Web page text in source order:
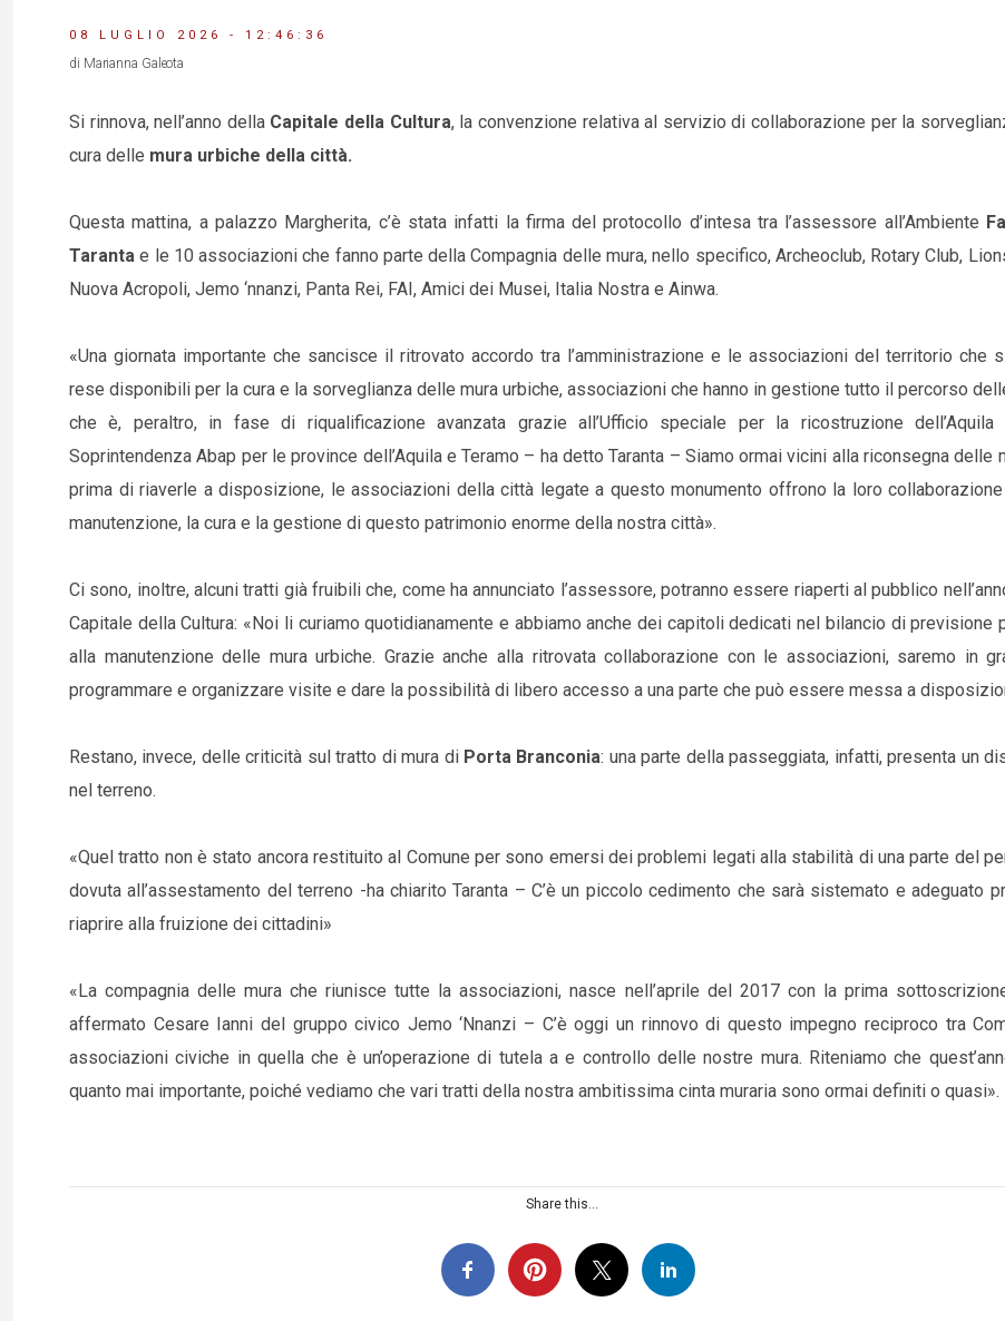
08 LUGLIO 2026 - 12:46:36
di Marianna Galeota
Si rinnova, nell’anno della Capitale della Cultura, la convenzione relativa al servizio di collaborazione per la
cura delle mura urbiche della città.
Questa mattina, a palazzo Margherita, c’è stata infatti la firma del protocollo d’intesa tra l’assessore all’Ambiente
Taranta e le 10 associazioni che fanno parte della Compagnia delle mura, nello specifico, Archeoclub, Rotary Club,
Nuova Acropoli, Jemo ‘nnanzi, Panta Rei, FAI, Amici dei Musei, Italia Nostra e Ainwa.
«Una giornata importante che sancisce il ritrovato accordo tra l’amministrazione e le associazioni del territorio che
rese disponibili per la cura e la sorveglianza delle mura urbiche, associazioni che hanno in gestione tutto il percorso
che è, peraltro, in fase di riqualificazione avanzata grazie all’Ufficio speciale per la ricostruzione
Soprintendenza Abap per le province dell’Aquila e Teramo – ha detto Taranta – Siamo ormai vicini alla riconsegna delle
prima di riaverle a disposizione, le associazioni della città legate a questo monumento offrono la loro
manutenzione, la cura e la gestione di questo patrimonio enorme della nostra città».
Ci sono, inoltre, alcuni tratti già fruibili che, come ha annunciato l’assessore, potranno essere riaperti al pubblico
Capitale della Cultura: «Noi li curiamo quotidianamente e abbiamo anche dei capitoli dedicati nel bilancio di previsione
alla manutenzione delle mura urbiche. Grazie anche alla ritrovata collaborazione con le associazioni, saremo in
programmare e organizzare visite e dare la possibilità di libero accesso a una parte che può essere messa a
Restano, invece, delle criticità sul tratto di mura di Porta Branconia: una parte della passeggiata, infatti, presenta un
nel terreno.
«Quel tratto non è stato ancora restituito al Comune per sono emersi dei problemi legati alla stabilità di una parte del
dovuta all’assestamento del terreno -ha chiarito Taranta – C’è un piccolo cedimento che sarà sistemato e adeguato
riaprire alla fruizione dei cittadini»
«La compagnia delle mura che riunisce tutte la associazioni, nasce nell’aprile del 2017 con la prima
affermato Cesare Ianni del gruppo civico Jemo ‘Nnanzi – C’è oggi un rinnovo di questo impegno reciproco tra
associazioni civiche in quella che è un’operazione di tutela a e controllo delle nostre mura. Riteniamo che
quanto mai importante, poiché vediamo che vari tratti della nostra ambitissima cinta muraria sono ormai definiti o quasi».
Share this...